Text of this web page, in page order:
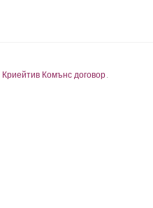
Криейтив Комънс договор.